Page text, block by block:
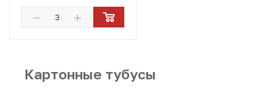
Картонные тубусы